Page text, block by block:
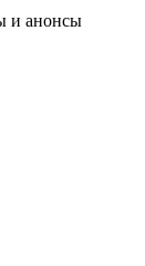
и анонсы